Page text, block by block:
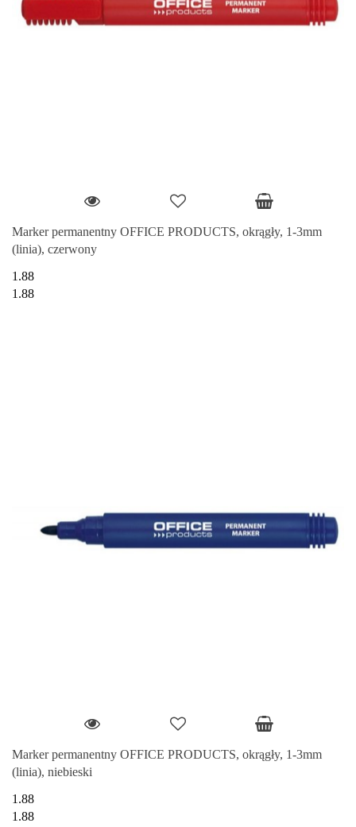
Marker permanentny OFFICE PRODUCTS, okrągły, 1-3mm
(linia), czerwony
1.88
1.88
Marker permanentny OFFICE PRODUCTS, okrągły, 1-3mm
(linia), niebieski
1.88
1.88